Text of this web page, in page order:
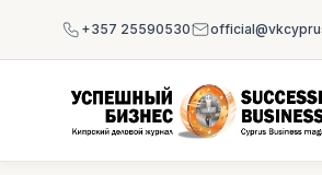
+357 25590530